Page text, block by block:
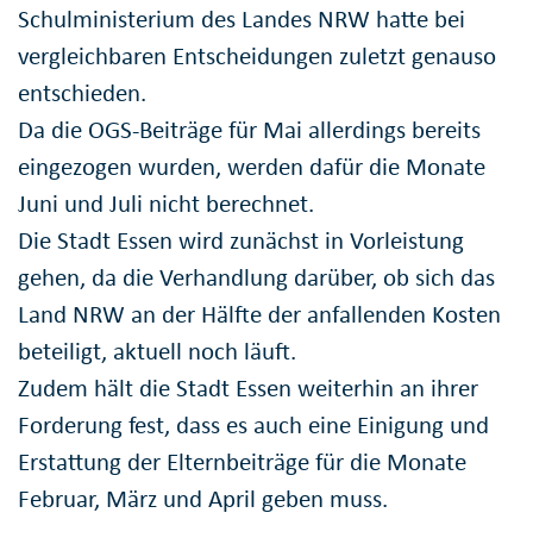
Schulministerium des Landes NRW hatte bei
vergleichbaren Entscheidungen zuletzt genauso
entschieden.
Da die OGS-Beiträge für Mai allerdings bereits
eingezogen wurden, werden dafür die Monate
Juni und Juli nicht berechnet.
Die Stadt Essen wird zunächst in Vorleistung
gehen, da die Verhandlung darüber, ob sich das
Land NRW an der Hälfte der anfallenden Kosten
beteiligt, aktuell noch läuft.
Zudem hält die Stadt Essen weiterhin an ihrer
Forderung fest, dass es auch eine Einigung und
Erstattung der Elternbeiträge für die Monate
Februar, März und April geben muss.